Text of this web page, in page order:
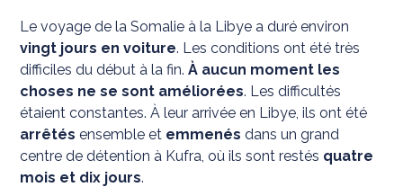
Le voyage de la Somalie à la Libye a duré environ
vingt jours en voiture. Les conditions ont été très
difficiles du début à la fin.À aucun moment les
choses ne se sont améliorées. Les difficultés
étaient constantes. À leur arrivée en Libye, ils ont été
arrêtésensemble et emmenésdans un grand
centre de détention à Kufra, où ils sont restés quatre
mois et dix jours.